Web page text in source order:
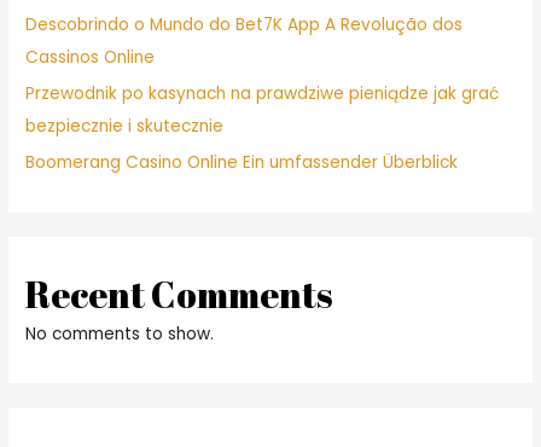
Descobrindo o Mundo do Bet7K App A Revolução dos
Cassinos Online
Przewodnik po kasynach na prawdziwe pieniądze jak grać
bezpiecznie i skutecznie
Boomerang Casino Online Ein umfassender Überblick
Recent Comments
No comments to show.